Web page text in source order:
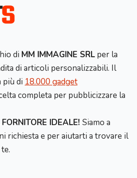
di MM IMMAGINE SRL per la
di articoli personalizzabili. Il
più di 18.000 gadget
completa per pubblicizzare la
IDEALE! Siamo a
richiesta e per aiutarti a trovare il